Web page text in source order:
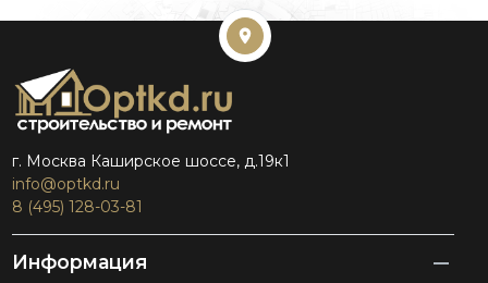
г. Москва Каширское шоссе, д.19к1
info@optkd.ru
8 (495) 128-03-81
Информация